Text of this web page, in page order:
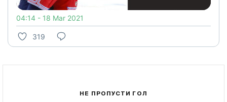
04:14 - 18 Mar 2021
319
НЕ ПРОПУСТИ ГОЛ